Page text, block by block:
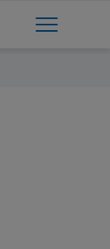
Apri Menu